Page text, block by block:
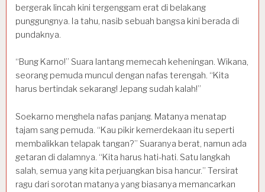
bergerak lincah kini tergenggam erat di belakang
punggungnya. Ia tahu, nasib sebuah bangsa kini berada di
pundaknya.
“Bung Karno!” Suara lantang memecah keheningan. Wikana,
seorang pemuda muncul dengan nafas terengah. “Kita
harus bertindak sekarang! Jepang sudah kalah!”
Soekarno menghela nafas panjang. Matanya menatap
tajam sang pemuda. “Kau pikir kemerdekaan itu seperti
membalikkan telapak tangan?” Suaranya berat, namun ada
getaran di dalamnya. “Kita harus hati-hati. Satu langkah
salah, semua yang kita perjuangkan bisa hancur.” Tersirat
ragu dari sorotan matanya yang biasanya memancarkan